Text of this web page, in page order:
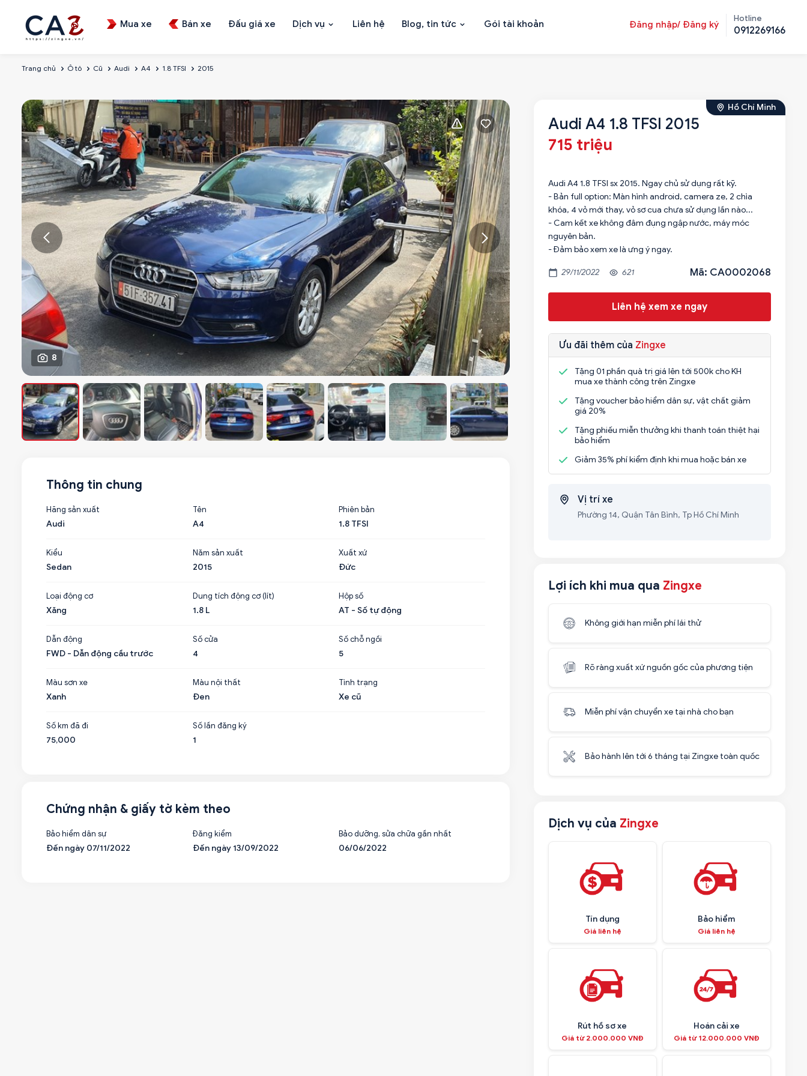
Mua xe Bán xe Đấu giá xe Dịch vụ Liên hệ Blog, tin tức Gói tài khoản Đăng nhập/ Đăng ký
Hotline
0912269166
Trang chủ Ô tô Cũ Audi A4 1.8 TFSI 2015
8
Hồ Chí Minh
Audi A4 1.8 TFSI 2015
715 triệu
Audi A4 1.8 TFSI sx 2015. Ngay chủ sử dụng rất kỹ.
- Bản full option: Màn hình android, camera ze, 2 chìa
khóa, 4 vỏ mới thay, vỏ sơ cua chưa sử dụng lần nào...
- Cam kết xe không đâm đụng ngập nước, máy móc
nguyên bản.
- Đảm bảo xem xe là ưng ý ngay.
29/11/2022 621 Mã: CA0002068
Liên hệ xem xe ngay
Ưu đãi thêm của Zingxe
Tặng 01 phần quà trị giá lên tới 500k cho KH
mua xe thành công trên Zingxe
Tặng voucher bảo hiểm dân sự, vật chất giảm
giá 20%
Tặng phiếu miễn thưởng khi thanh toán thiệt hại
bảo hiểm
Giảm 35% phí kiểm định khi mua hoặc bán xe
Vị trí xe
Phường 14, Quận Tân Bình, Tp Hồ Chí Minh
Lợi ích khi mua qua Zingxe
Không giới hạn miễn phí lái thử
Rõ ràng xuất xứ nguồn gốc của phương tiện
Miễn phí vận chuyển xe tại nhà cho bạn
Bảo hành lên tới 6 tháng tại Zingxe toàn quốc
Dịch vụ của Zingxe
Tín dụng
Giá liên hệ
Bảo hiểm
Giá liên hệ
Rút hồ sơ xe
Giá từ 2.000.000 VNĐ
Hoán cải xe
Giá từ 12.000.000 VNĐ
Thông tin chung
Hãng sản xuất
Audi
Tên
A4
Phiên bản
1.8 TFSI
Kiểu
Sedan
Năm sản xuất
2015
Xuất xứ
Đức
Loại động cơ
Xăng
Dung tích động cơ (lít)
1.8 L
Hộp số
AT - Số tự động
Dẫn động
FWD - Dẫn động cầu trước
Số cửa
4
Số chỗ ngồi
5
Màu sơn xe
Xanh
Màu nội thất
Đen
Tình trạng
Xe cũ
Số km đã đi
75,000
Số lần đăng ký
1
Chứng nhận & giấy tờ kèm theo
Bảo hiểm dân sự
Đến ngày 07/11/2022
Đăng kiểm
Đến ngày 13/09/2022
Bảo dưỡng, sửa chữa gần nhất
06/06/2022